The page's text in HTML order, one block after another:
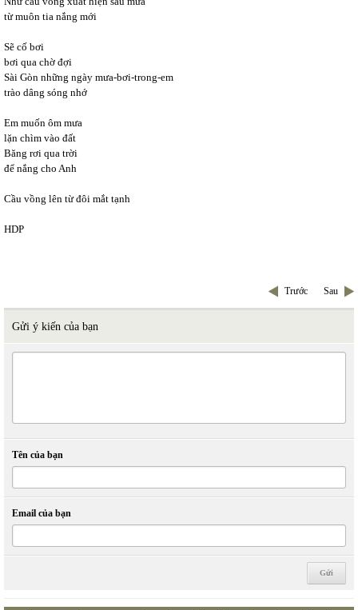
từ muôn tia nắng mới
Sẽ cố bơi
bơi qua chờ đợi
Sài Gòn những ngày mưa-bơi-trong-em
trào dâng sóng nhớ
Em muốn ôm mưa
lặn chìm vào đất
Băng rơi qua trời
để nắng cho Anh
Cầu vồng lên từ đôi mắt tạnh
HDP
Trước Sau
Gửi ý kiến của bạn
Tên của bạn
Email của bạn